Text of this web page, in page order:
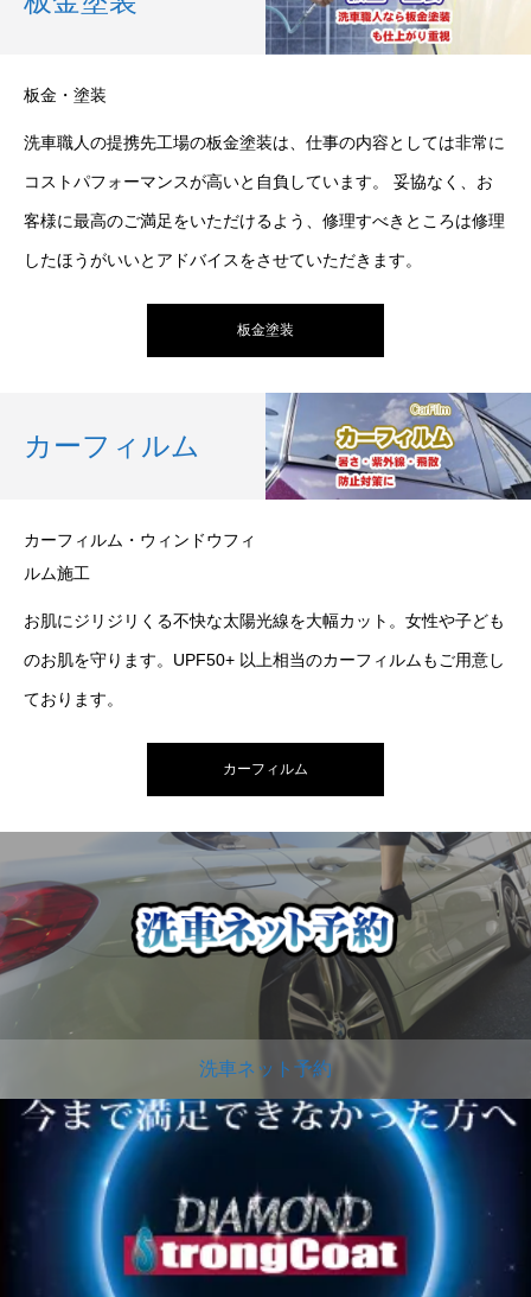
板金・塗装
洗車職人の提携先工場の板金塗装は、仕事の内容としては非常に
コストパフォーマンスが高いと自負しています。 妥協なく、お
客様に最高のご満足をいただけるよう、修理すべきところは修理
したほうがいいとアドバイスをさせていただきます。
板金塗装
カーフィルム
カーフィルム・ウィンドウフィ
ルム施工
お肌にジリジリくる不快な太陽光線を大幅カット。女性や子ども
のお肌を守ります。UPF50+ 以上相当のカーフィルムもご用意し
ております。
カーフィルム
洗車ネット予約